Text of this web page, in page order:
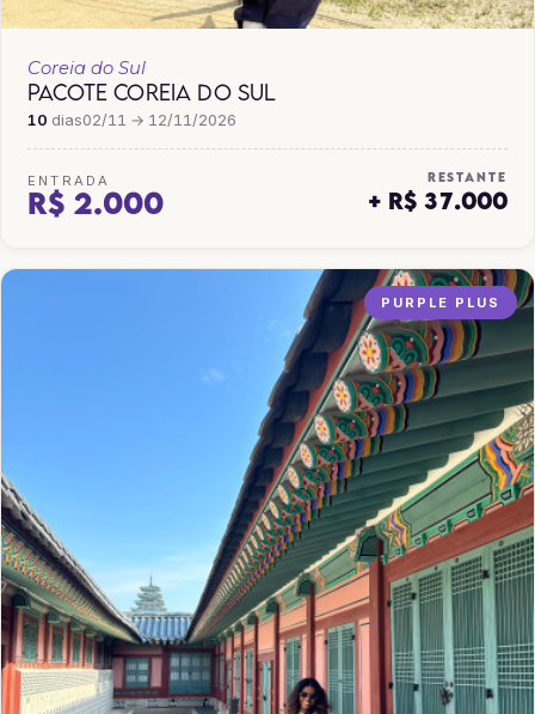
Coreia do Sul
PACOTE COREIA DO SUL
10 dias02/11 → 12/11/2026
ENTRADA
R$ 2.000
RESTANTE
+ R$ 37.000
PURPLE PLUS